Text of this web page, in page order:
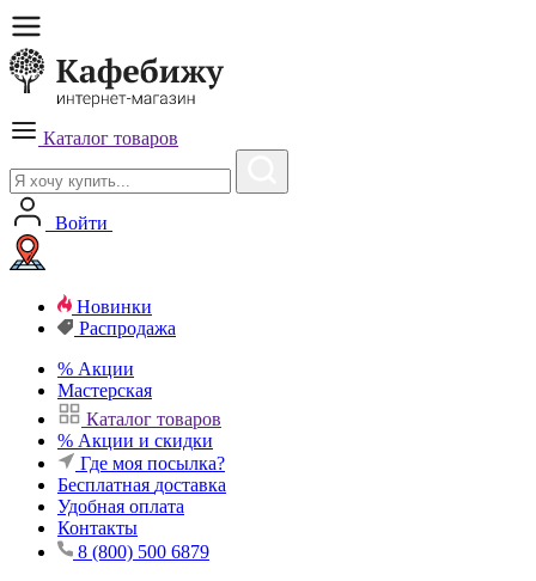
Каталог товаров
Войти
Новинки
Распродажа
% Акции
Мастерская
Каталог товаров
% Акции и скидки
Где моя посылка?
Бесплатная доставка
Удобная оплата
Контакты
8 (800) 500 6879